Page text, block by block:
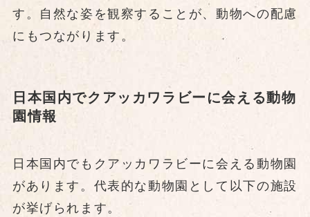
す。自然な姿を観察することが、動物への配慮
にもつながります。
日本国内でクアッカワラビーに会える動物
園情報
日本国内でもクアッカワラビーに会える動物園
があります。代表的な動物園として以下の施設
が挙げられます。